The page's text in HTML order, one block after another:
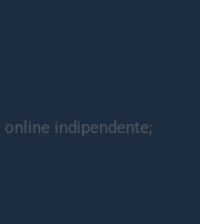
indipendente;